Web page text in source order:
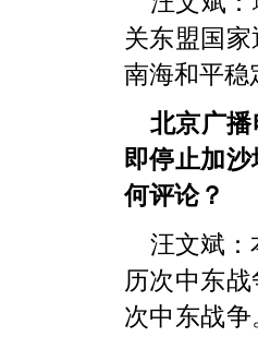
关东盟国
南海和平稳
北京广
即停止加
何评论？
汪文斌：
历次中东
次中东战